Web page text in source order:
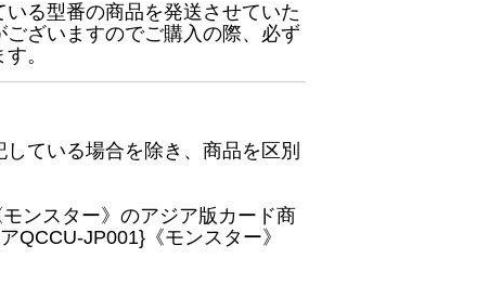
る型番の商品を発送させていた
ざいますのでご購入の際、必ず
。
ている場合を除き、商品を区別
ンスター》のアジア版カード商
JP001}《モンスター》